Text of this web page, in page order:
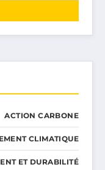
ACTION CARBONE
CLIMATIQUE
ET DURABILITÉ